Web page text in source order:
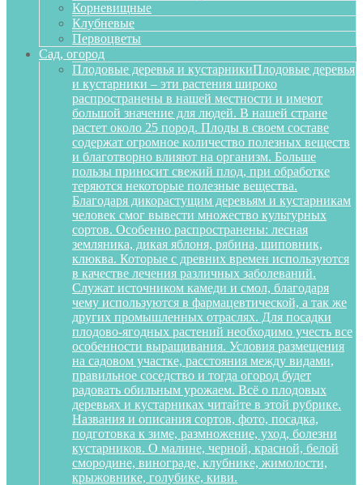
Корневищные
Клубневые
Первоцветы
Сад, огород
Плодовые деревья и кустарникиПлодовые деревья
и кустарники – эти растения широко
распространены в нашей местности и имеют
большой значение для людей. В нашей стране
растет около 25 пород. Плоды в своем составе
содержат огромное количество полезных веществ
и благотворно влияют на организм. Больше
пользы приносит свежий плод, при обработке
теряются некоторые полезные вещества.
Благодаря дикорастущим деревьям и кустарникам
человек смог вывести множество культурных
сортов. Особенно распространены: лесная
земляника, дикая яблоня, рябина, шиповник,
клюква. Которые с древних времен используются
в качестве лечения различных заболеваний.
Служат источником камеди и смол, благодаря
чему используются в фармацевтической, а так же
других промышленных отраслях. Для посадки
плодово-ягодных растений необходимо учесть все
особенности выращивания. Условия размещения
на садовом участке, расстояния между видами,
правильное соседство и тогда огород будет
радовать обильным урожаем. Всё о плодовых
деревьях и кустарниках читайте в этой рубрике.
Названия и описания сортов, фото, посадка,
подготовка к зиме, размножение, уход, болезни
кустарников. О малине, черной, красной, белой
смородине, винограде, клубнике, жимолости,
крыжовнике, голубике, киви.